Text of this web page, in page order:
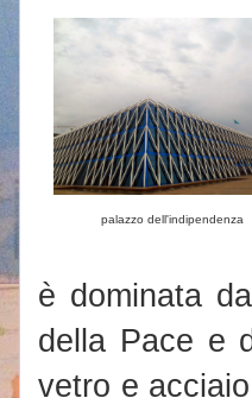
palazzo dell'indipendenza
è dominata
della Pace e
vetro e